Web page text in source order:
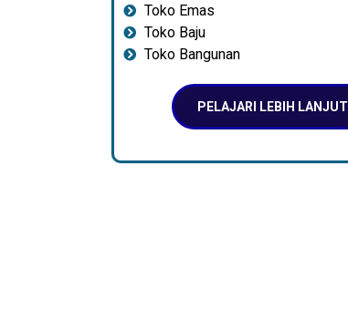
Toko Emas
Toko Baju
Toko Bangunan
PELAJARI LEBIH LANJUT